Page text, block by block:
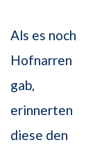
Als es noch
Hofnarren
gab,
erinnerten
diese den